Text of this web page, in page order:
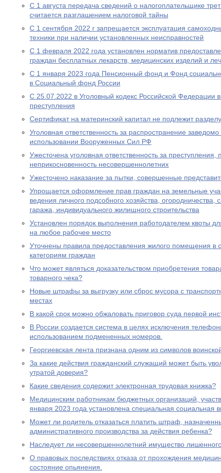
С 1 августа передача сведений о налогоплательщике
считается разглашением налоговой тайны
С 1 сентября 2022 г запрещается эксплуатация
техники при наличии установленных неисправностей
С 1 февраля 2022 года установлен норматив
граждан бесплатных лекарств, медицинских изделий и
С 1 января 2023 года Пенсионный фонд и Фонд
в Социальный фонд России
С 25.07.2022 в Уголовный кодекс Российской Федерации
преступления
Сертификат на материнский капитал не подлежит
Уголовная ответственность за распространение
использовании Вооруженных Сил РФ
Ужесточена уголовная ответственность за
неприкосновенность несовершеннолетних
Ужесточено наказание за пытки, совершенные
Упрощается оформление прав граждан на земельные
ведения личного подсобного хозяйства, огородничества,
гаража, индивидуального жилищного строительства
Установлен порядок выполнения работодателем квоты
на любое рабочее место
Уточнены правила предоставления жилого помещения в
категориям граждан
Что может являться доказательством приобретения
товарного чека?
Новые штрафы за выгрузку или сброс мусора с
местах
В какой срок можно обжаловать приговор суда первой
В России создается система в целях исключения
использованием подмененных номеров.
Георгиевская лента признана одним из символов
За какие действия гражданский служащий может быть
утратой доверия?
Какие сведения содержит электронная трудовая книжка?
Медицинским работникам бюджетных организаций,
января 2023 года установлена специальная социальная
Может ли родитель отказаться платить штраф,
административного производства за действия ребенка?
Наследует ли несовершеннолетний имущество
О правовых последствиях отказа от прохождения
состояние опьянения.